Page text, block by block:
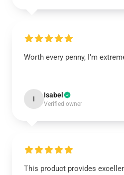
Worth every penny, I’m
I Isabel
Verified owner
This product provides